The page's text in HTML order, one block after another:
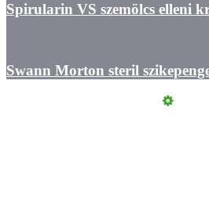
Spirularin VS szemölcs elleni
Swann Morton steril